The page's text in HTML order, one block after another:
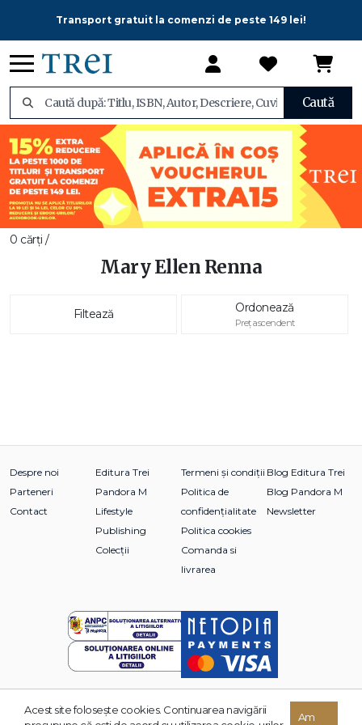
Transport gratuit la comenzi de peste 149 lei!
Caută
0 cărți /
Mary Ellen Renna
Filtează Ordonează
Preț ascendent
Despre noi
Parteneri
Contact
Editura Trei
Pandora M
Lifestyle
Publishing
Colecții
Termeni și condiții
Politica de
confidențialitate
Politica cookies
Comanda si
livrarea
Blog Editura Trei
Blog Pandora M
Newsletter
© 2026 Grupul Editorial TREI. Toate drepturile rezervate.
Acest site foloseşte cookies. Continuarea navigării
Am